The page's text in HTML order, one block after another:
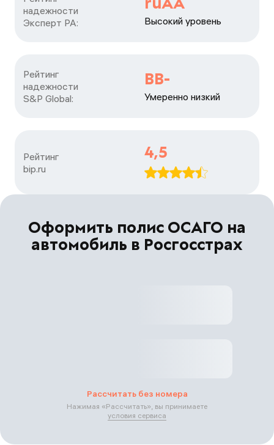
надежности
Эксперт РА:
Высокий уровень
Рейтинг
надежности
S&P Global:
BB-
Умеренно низкий
Рейтинг
bip.ru
4,5
Оформить полис ОСАГО на
автомобиль в Росгосстрах
Рассчитать без номера
Нажимая «Рассчитать», вы принимаете
условия сервиса